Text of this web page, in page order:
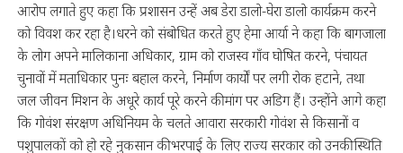
आरोप लगाते हुए कहा कि प्रशासन उन्हें अब डेरा डालो-घेरा डालो कार्यक्रम करने
को विवश कर रहा है।धरने को संबोधित करते हुए हेमा आर्या ने कहा कि बागजाला
के लोग अपने मालिकाना अधिकार, ग्राम को राजस्व गाँव घोषित करने, पंचायत
चुनावों में मताधिकार पुनः बहाल करने, निर्माण कार्यों पर लगी रोक हटाने, तथा
जल जीवन मिशन के अधूरे कार्य पूरे करने की मांग पर अडिग हैं। उन्होंने आगे कहा
कि गोवंश संरक्षण अधिनियम के चलते आवारा सरकारी गोवंश से किसानों व
पशुपालकों को हो रहे नुकसान की भरपाई के लिए राज्य सरकार को उनकी स्थिति